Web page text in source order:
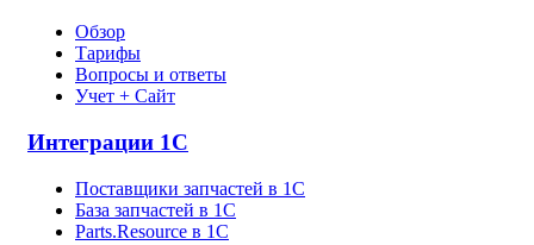
Обзор
Тарифы
Вопросы и ответы
Учет + Сайт
Интеграции 1С
Поставщики запчастей в 1C
База запчастей в 1С
Parts.Resource в 1C